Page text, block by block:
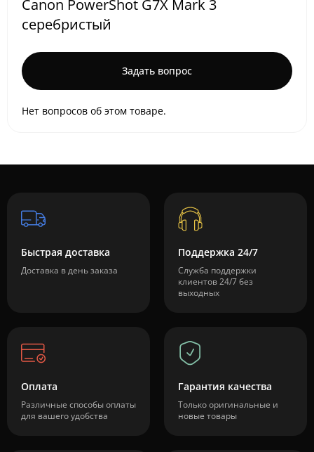
Canon PowerShot G7X Mark 3
серебристый
Задать вопрос
Нет вопросов об этом товаре.
Быстрая доставка
Доставка в день заказа
Поддержка 24/7
Служба поддержки
клиентов 24/7 без
выходных
Оплата
Различные способы оплаты
для вашего удобства
Гарантия качества
Только оригинальные и
новые товары